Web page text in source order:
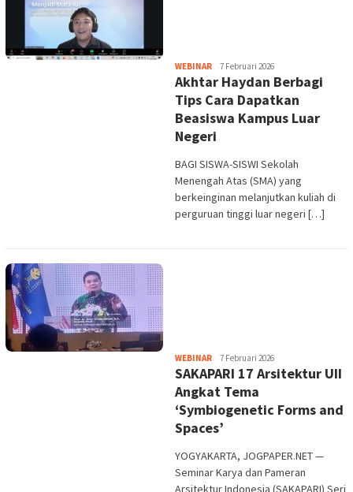
WEBINARHeri
Purwata
7 Februari 2026
Akhtar Haydan Berbagi
Tips Cara Dapatkan
Beasiswa Kampus Luar
Negeri
BAGI SISWA-SISWI Sekolah
Menengah Atas (SMA) yang
berkeinginan melanjutkan kuliah di
perguruan tinggi luar negeri […]
WEBINARHeri
Purwata
7 Februari 2026
SAKAPARI 17 Arsitektur UII
Angkat Tema
‘Symbiogenetic Forms and
Spaces’
YOGYAKARTA, JOGPAPER.NET —
Seminar Karya dan Pameran
Arsitektur Indonesia (SAKAPARI) Seri